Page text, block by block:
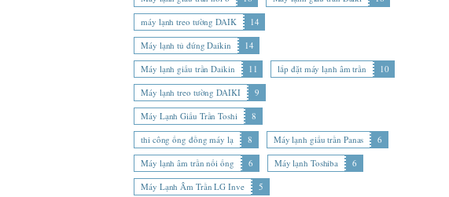
máy lạnh treo tường DAIK
14
Máy lạnh tủ đứng Daikin
14
Máy lạnh giấu trần Daikin
11 lắp đặt máy lạnh âm trần
10
Máy lạnh treo tường DAIKI
9
Máy Lạnh Giấu Trần Toshi
8
thi công ống đồng máy lạ
8 Máy lạnh giấu trần Panas
6
Máy lạnh âm trần nối ống
6 Máy lạnh Toshiba
6
Máy Lạnh Âm Trần LG Inve
5